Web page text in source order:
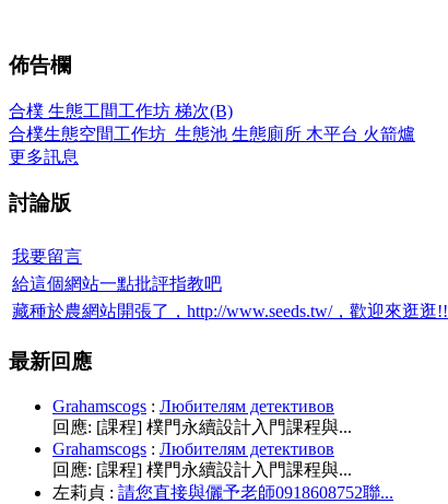
佈告欄
合樸 生態工間工作坊 梯次(B)
合樸生態空間工作坊_生態池 生態廁所 木平台 火箭爐
更多訊息
討論版
我要留言
給這個網站一點批評指教吧
藏種於農網站開張了，http://www.seeds.tw/，歡迎來逛逛!!
最新回應
Grahamscogs : Любителям детективов
回應: [課程] 樸門永續設計入門課程與...
Grahamscogs : Любителям детективов
回應: [課程] 樸門永續設計入門課程與...
左莉貞 : 請您直接與儷予老師0918608752聯...